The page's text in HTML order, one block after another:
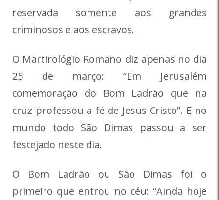
reservada somente aos grandes
criminosos e aos escravos.
O Martirológio Romano diz apenas no dia
25 de março: “Em Jerusalém
comemoração do Bom Ladrão que na
cruz professou a fé de Jesus Cristo”. E no
mundo todo São Dimas passou a ser
festejado neste dia.
O Bom Ladrão ou São Dimas foi o
primeiro que entrou no céu: “Ainda hoje